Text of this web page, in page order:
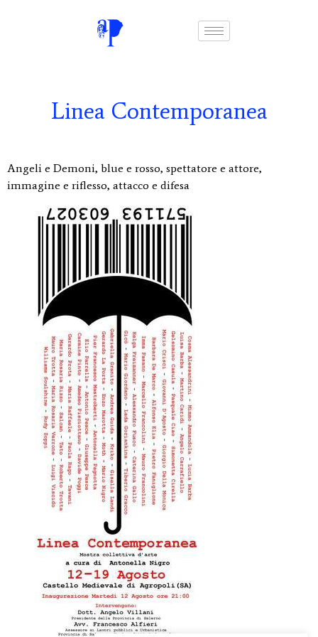
Linea Contemporanea
Angeli e Demoni, blue e rosso, spettatore e attore,
immagine e riflesso, attacco e difesa